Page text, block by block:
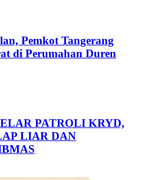
Pemkot Tangerang
di Perumahan Duren
PATROLI KRYD,
LIAR DAN